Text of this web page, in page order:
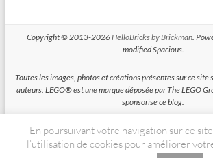
Copyright © 2013-2026HelloBricks by Brickman.
modified Spacious.
Toutes les images, photos et créations présentes sur ce site
auteurs. LEGO® est une marque déposée par The LEGO
sponsorise ce blog.
HelloBricks participe au Programme Partenaires
d'affiliation conçu pour permettre à des sites de percevoir
la création de liens vers Amazon.fr
En poursuivant votre navigation sur ce
l’utilisation de cookies pour améliorer